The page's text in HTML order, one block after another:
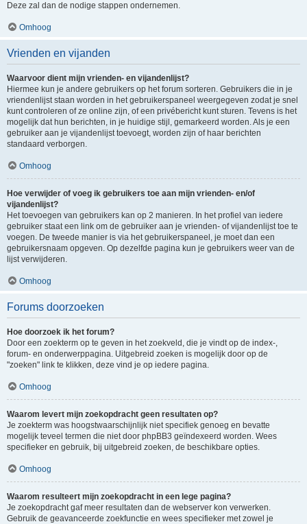
Deze zal dan de nodige stappen ondernemen.
Omhoog
Vrienden en vijanden
Waarvoor dient mijn vrienden- en vijandenlijst?
Hiermee kun je andere gebruikers op het forum sorteren. Gebruikers die in je
vriendenlijst staan worden in het gebruikerspaneel weergegeven zodat je snel
kunt controleren of ze online zijn, of een privébericht kunt sturen. Tevens is het
mogelijk dat hun berichten, in je huidige stijl, gemarkeerd worden. Als je een
gebruiker aan je vijandenlijst toevoegt, worden zijn of haar berichten
standaard verborgen.
Omhoog
Hoe verwijder of voeg ik gebruikers toe aan mijn vrienden- en/of
vijandenlijst?
Het toevoegen van gebruikers kan op 2 manieren. In het profiel van iedere
gebruiker staat een link om de gebruiker aan je vrienden- of vijandenlijst toe te
voegen. De tweede manier is via het gebruikerspaneel, je moet dan een
gebruikersnaam opgeven. Op dezelfde pagina kun je gebruikers weer van de
lijst verwijderen.
Omhoog
Forums doorzoeken
Hoe doorzoek ik het forum?
Door een zoekterm op te geven in het zoekveld, die je vindt op de index-,
forum- en onderwerppagina. Uitgebreid zoeken is mogelijk door op de
"zoeken" link te klikken, deze vind je op iedere pagina.
Omhoog
Waarom levert mijn zoekopdracht geen resultaten op?
Je zoekterm was hoogstwaarschijnlijk niet specifiek genoeg en bevatte
mogelijk teveel termen die niet door phpBB3 geïndexeerd worden. Wees
specifieker en gebruik, bij uitgebreid zoeken, de beschikbare opties.
Omhoog
Waarom resulteert mijn zoekopdracht in een lege pagina?
Je zoekopdracht gaf meer resultaten dan de webserver kon verwerken.
Gebruik de geavanceerde zoekfunctie en wees specifieker met zowel je